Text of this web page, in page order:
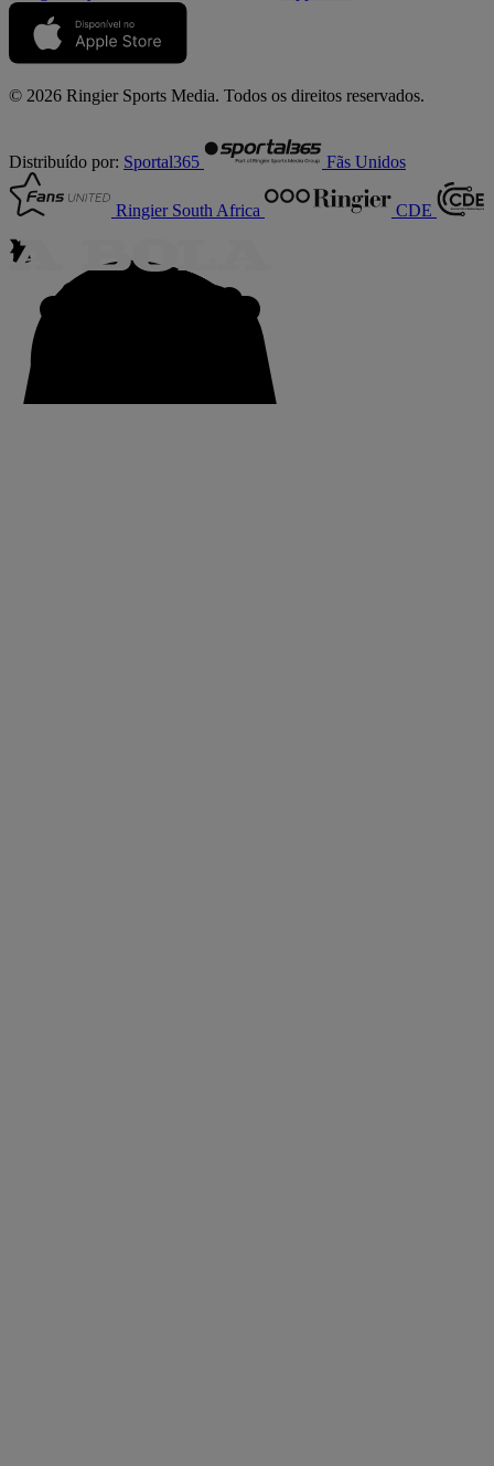
© 2026 Ringier Sports Media. Todos os direitos reservados.
Distribuído por: Sportal365 Fãs Unidos
Ringier South Africa CDE